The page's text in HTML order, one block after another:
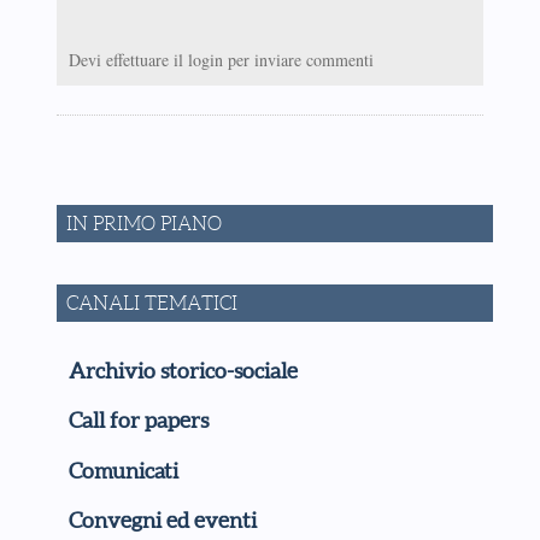
Devi effettuare il login per inviare commenti
IN PRIMO PIANO
CANALI TEMATICI
Archivio storico-sociale
Call for papers
Comunicati
Convegni ed eventi